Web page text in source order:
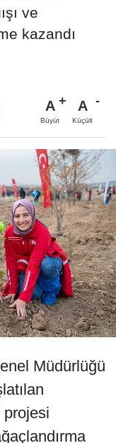
ve
kazandı
A
Büyüt
A
Küçült
Müdürlüğü